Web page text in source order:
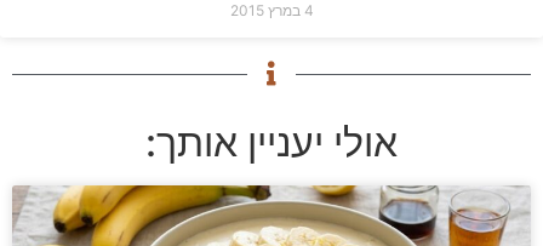
4 במרץ 2015
אולי יעניין אותך: